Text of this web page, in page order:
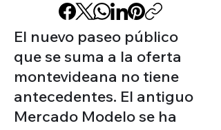
El nuevo paseo público
que se suma a la oferta
montevideana no tiene
antecedentes. El antiguo
Mercado Modelo se ha